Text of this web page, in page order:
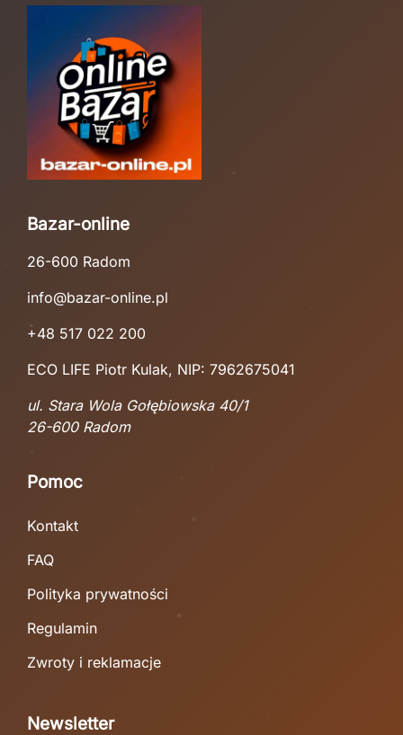
Bazar-online
26-600 Radom
info@bazar-online.pl
+48 517 022 200
ECO LIFE Piotr Kulak, NIP: 7962675041
ul. Stara Wola Gołębiowska 40/1
26-600 Radom
Pomoc
Kontakt
FAQ
Polityka prywatności
Regulamin
Zwroty i reklamacje
Newsletter